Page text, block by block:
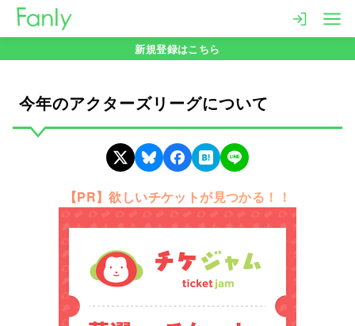
新規登録はこちら
今年のアクターズリーグについて
【PR】欲しいチケットが見つかる！！